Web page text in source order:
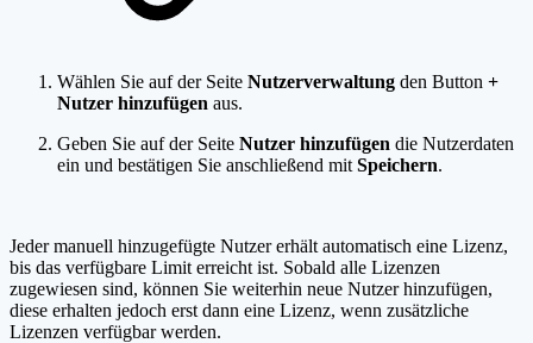
Wählen Sie auf der Seite Nutzerverwaltung den Button +
Nutzer hinzufügen aus.
Geben Sie auf der Seite Nutzer hinzufügen die Nutzerdaten
ein und bestätigen Sie anschließend mit Speichern.
Jeder manuell hinzugefügte Nutzer erhält automatisch eine Lizenz,
bis das verfügbare Limit erreicht ist. Sobald alle Lizenzen
zugewiesen sind, können Sie weiterhin neue Nutzer hinzufügen,
diese erhalten jedoch erst dann eine Lizenz, wenn zusätzliche
Lizenzen verfügbar werden.